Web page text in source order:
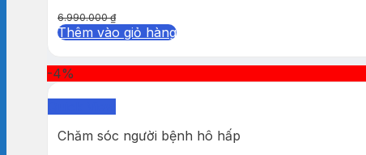
6.990.000₫
Thêm vào giỏ hàng
-4%
Chăm sóc người bệnh hô hấp